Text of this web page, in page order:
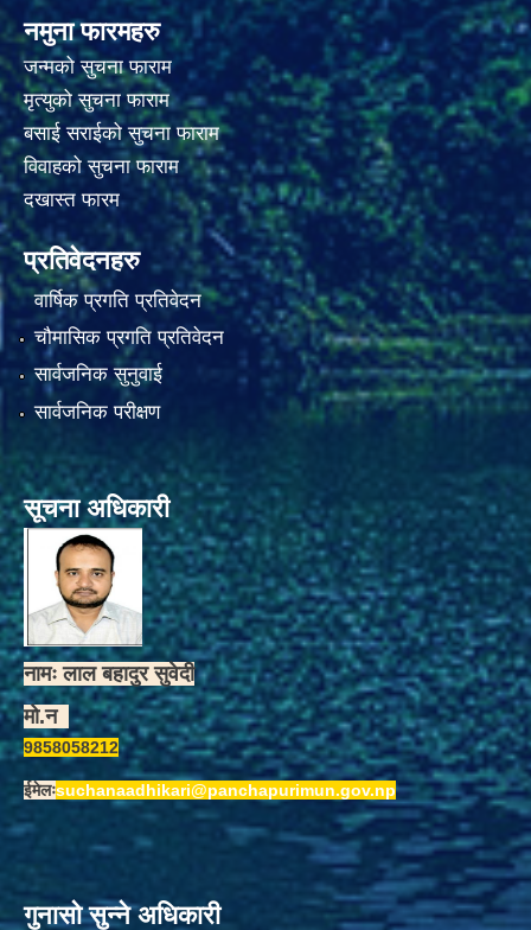
नमुना फारमहरु
जन्मको सुचना फाराम
मृत्युको सुचना फाराम
बसाई सराईको सुचना फाराम
विवाहको सुचना फाराम
दखास्त फारम
प्रतिवेदनहरु
वार्षिक प्रगति प्रतिवेदन
चौमासिक प्रगति प्रतिवेदन
सार्वजनिक सुनुवाई
सार्वजनिक परीक्षण
सूचना अधिकारी
नामः लाल बहादुर सुवेदी
मो.न
9858058212
ईमेलःsuchanaadhikari@panchapurimun.gov.np
गुनासो सुन्ने अधिकारी